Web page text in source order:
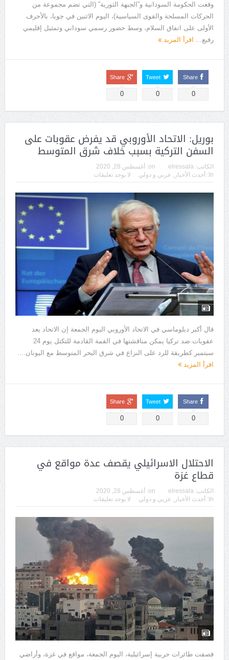
وقعت الحكومة السودانية و”الجبهة الثورية” (التي تضم مجموعة من
الحركات المسلحة والقوى السياسية)، اليوم الاثنين في جوبا، بالأحرف
الأولى على اتفاق السلام، وسط حضور رسمي سوداني وتمثيل إقليمي
رفيع... اقرأ المزيد
Share
0
Tweet
0
Share
0
بوريل: الاتحاد الأوروبي قد يفرض عقوبات على
السفن التركية بسبب خلاف شرق المتوسط
الكاتب: elressala
on:
أغسطس 28, 2020
In:
أحدث الأخبار عربي و دولي لا يوجد تعليقات
قال أكبر دبلوماسي في الاتحاد الأوروبي اليوم الجمعة إن الاتحاد يعد
عقوبات ضد تركيا يمكن مناقشتها في القمة القادمة للتكتل يوم 24
سبتمبر كطريقة للرد على النزاع في شرق البحر المتوسط مع اليونان....
اقرأ المزيد
Share
0
Tweet
0
Share
0
الاحتلال الاسرائيلي يقصف عدة مواقع في
قطاع غزة
الكاتب: elressala
on:
أغسطس 28, 2020
In:
أحدث الأخبار , عربي و دولي لا يوجد تعليقات
قصفت طائرات حربية إسرائيلية، اليوم الجمعة، مواقع في غزة، وأراضي